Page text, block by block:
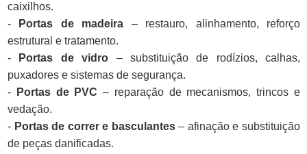
caixilhos.
-
Portas de madeira – restauro, alinhamento, reforço
estrutural e tratamento.
-
Portas de vidro – substituição de rodízios, calhas,
puxadores e sistemas de segurança.
-
Portas de PVC – reparação de mecanismos, trincos e
vedação.
- Portas de correr e basculantes– afinação e substituição
de peças danificadas.